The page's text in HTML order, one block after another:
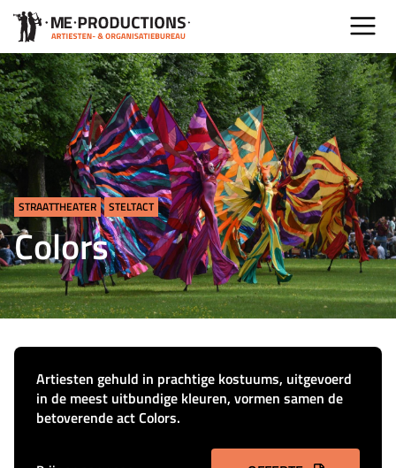
STRAATTHEATER STELTACT
Colors
Artiesten gehuld in prachtige kostuums, uitgevoerd
in de meest uitbundige kleuren, vormen samen de
betoverende act Colors.